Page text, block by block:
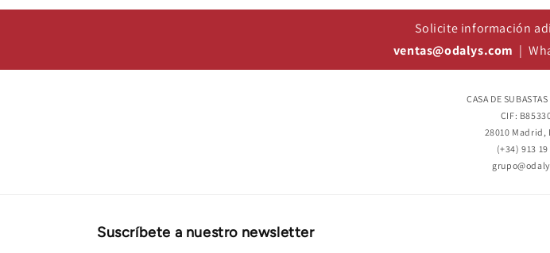
Solicite información
ventas@odalys.com |
CASA DE
CIF:
28010 Madrid,
(+34) 913 19
Suscríbete a nuestro newsletter